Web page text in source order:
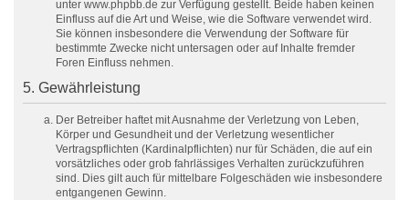
unter www.phpbb.de zur Verfügung gestellt. Beide haben keinen
Einfluss auf die Art und Weise, wie die Software verwendet wird.
Sie können insbesondere die Verwendung der Software für
bestimmte Zwecke nicht untersagen oder auf Inhalte fremder
Foren Einfluss nehmen.
5. Gewährleistung
Der Betreiber haftet mit Ausnahme der Verletzung von Leben,
Körper und Gesundheit und der Verletzung wesentlicher
Vertragspflichten (Kardinalpflichten) nur für Schäden, die auf ein
vorsätzliches oder grob fahrlässiges Verhalten zurückzuführen
sind. Dies gilt auch für mittelbare Folgeschäden wie insbesondere
entgangenen Gewinn.